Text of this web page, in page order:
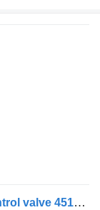
Пневмоклапан Volvo Air pressure control valve 4518591310220 для тягача Volvo FH12 4x2